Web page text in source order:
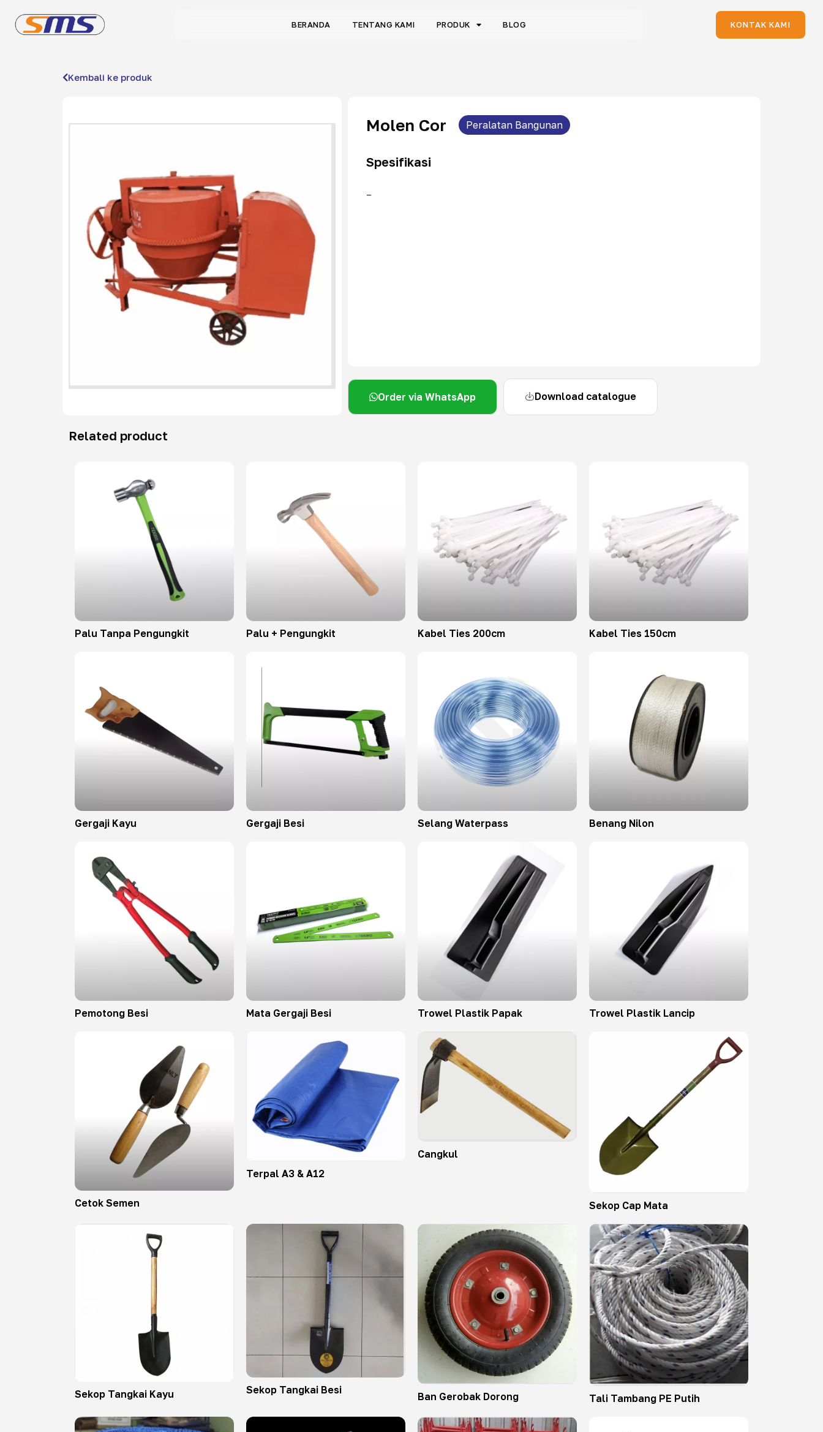
BERANDA TENTANG KAMI PRODUK BLOG KONTAK KAMI
Kembali ke produk
Molen Cor Peralatan Bangunan
Spesifikasi
–
Order via WhatsApp Download catalogue
Related product
Palu Tanpa Pengungkit Palu + Pengungkit Kabel Ties 200cm Kabel Ties 150cm
Gergaji Kayu Gergaji Besi Selang Waterpass Benang Nilon
Pemotong Besi Mata Gergaji Besi Trowel Plastik Papak Trowel Plastik Lancip
Cetok Semen
Terpal A3 & A12
Cangkul
Sekop Cap Mata
Sekop Tangkai Kayu Sekop Tangkai Besi
Ban Gerobak Dorong Tali Tambang PE Putih